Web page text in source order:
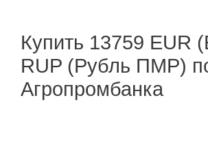
Купить 13759 EUR
RUP (Рубль ПМР)
Агропромбанка